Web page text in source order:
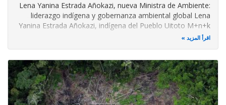
Lena Yanina Estrada Añokazi, nueva Ministra de Ambiente:
liderazgo indígena y gobernanza ambiental global Lena
Yanina Estrada Añokazi, indígena del Pueblo Uitoto M+n+k
del Amazonas, es la nueva Ministra de Ambiente y
اقرأ المزيد